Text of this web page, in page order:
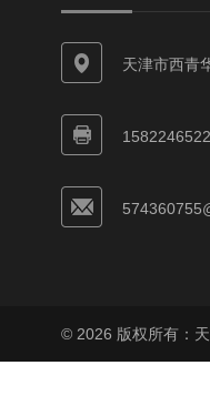
天津市西青
© 2026 版权所有：